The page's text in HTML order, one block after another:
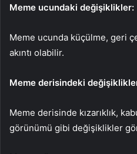
Meme ucundaki değişiklikler:
Meme ucunda küçülme, geri
akıntı olabilir.
Meme derisindeki
Meme derisinde kızarıklık,
görünümü gibi değişiklikler